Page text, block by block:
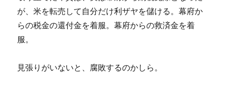
が、米を転売して自分だけ利ザヤを儲ける。幕府か
らの税金の還付金を着服。幕府からの救済金を着
服。
見張りがいないと、腐敗するのかしら。